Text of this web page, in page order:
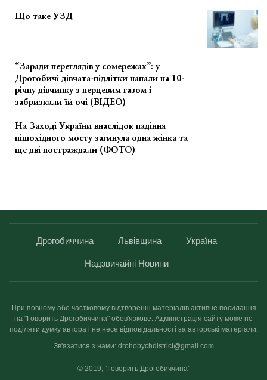
Що таке УЗД
“Заради переглядів у сомережах”: у
Дрогобичі дівчата-підлітки напали на 10-
річну дівчинку з перцевим газом і
забризкали їй очі (ВІДЕО)
На Заході України внаслідок падіння
пішохідного мосту загинула одна жінка та
ще дві постраждали (ФОТО)
Дрогобиччина Львівщина Україна
Надзвичайні Новини
При повному або частковому відтворенні матеріалів активне посилання
на "Говорить Дрогобиччина" обов'язкове. Адміністрація сайту може не
поділяти думку автора і не несе відповідальності за авторські матеріали.
Зв'язатися з нами: drohobychdistrict@gmail.com
© 2019, “Говорить Дрогобиччина”